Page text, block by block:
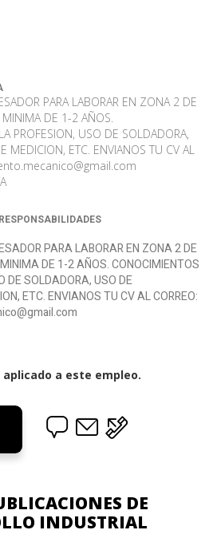
PARA LABORAR EN ZONA 2 DE
MINIMA DE 1-2 AÑOS.
PROFESION, USO DE SOLDADORA,
MEDICION, ETC. ENVIANOS TU CV AL
RESPONSABILIDADES
PARA LABORAR EN ZONA 2 DE
DE 1-2 AÑOS. CONOCIMIENTOS
DE SOLDADORA, USO DE
ETC. ENVIANOS TU CV AL CORREO:
aplicado a este empleo.
DE
INDUSTRIAL